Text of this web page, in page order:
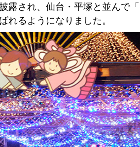
露され、仙台・平塚と並んで「
れるようになりました。